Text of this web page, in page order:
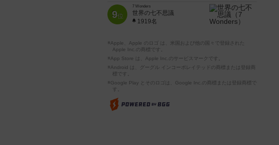
9位
7 Wonders
世界の七不思議
1919名
※Apple、Apple のロゴ は、米国および他の国々で登録された
Apple Inc.の商標です。
※App Store は、Apple Inc.のサービスマークです。
※Android は、グーグル インコーポレイテッドの商標または登録商
標です。
※Google Play とそのロゴは、Google Inc.の商標または登録商標で